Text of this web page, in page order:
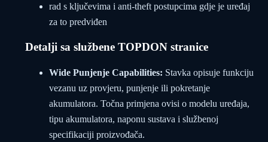
rad s ključevima i anti-theft postupcima gdje je uređaj
za to predviđen
Detalji sa službene TOPDON stranice
Wide Punjenje Capabilities: Stavka opisuje funkciju
vezanu uz provjeru, punjenje ili pokretanje
akumulatora. Točna primjena ovisi o modelu uređaja,
tipu akumulatora, naponu sustava i službenoj
specifikaciji proizvođača.